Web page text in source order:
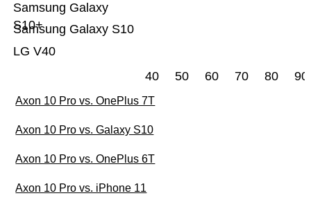
LG V40
Samsung Galaxy S10
Samsung Galaxy
S10+
40 50 60 70 80 90
Axon 10 Pro vs. OnePlus 7T
Axon 10 Pro vs. Galaxy S10
Axon 10 Pro vs. OnePlus 6T
Axon 10 Pro vs. iPhone 11